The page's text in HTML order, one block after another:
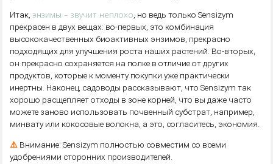
Итак, энзимы – звучит неплохо , но ведь только Sensizym
прекрасен в двух вещах: во-первых, это комбинация
высококачественных биоактивных энзимов, прекрасно
подходящих для улучшения роста наших растений. Во-вторых,
он прекрасно сохраняется на полке в отличие от других
продуктов, которые к моменту покупки уже практически
инертны. Наконец, садоводы рассказывают, что Sensizym так
хорошо расщепляет отходы в зоне корней, что вы даже часто
можете заново использовать почвенный субстрат, например,
минвату или кокосовые волокна, а это, согласитесь, экономия.
⚠️ Внимание: Sensizym полностью совместим со всеми
удобрениями сторонних производителей.